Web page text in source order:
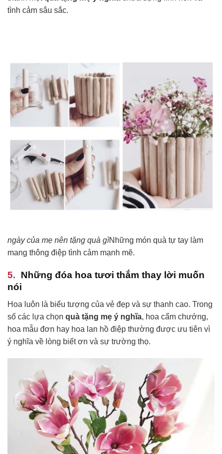
tình cảm sâu sắc.
ngày của mẹ nên tặng quà gìNhững món quà tự tay làm
mang thông điệp tình cảm mạnh mẽ.
Những đóa hoa tươi thắm thay lời muốn
nói
Hoa luôn là biểu tượng của vẻ đẹp và sự thanh cao. Trong
số các lựa chọn quà tặng mẹ ý nghĩa, hoa cẩm chướng,
hoa mẫu đơn hay hoa lan hồ điệp thường được ưu tiên vì
ý nghĩa về lòng biết ơn và sự trường thọ.